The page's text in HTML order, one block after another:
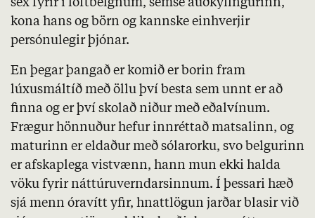
sex fyrir í loftbelgnum, semsé auðkýfingurinn,
kona hans og börn og kannske einhverjir
persónulegir þjónar.
En þegar þangað er komið er borin fram
lúxusmáltíð með öllu því besta sem unnt er að
finna og er því skolað niður með eðalvínum.
Frægur hönnuður hefur innréttað matsalinn, og
maturinn er eldaður með sólarorku, svo belgurinn
er afskaplega vistvænn, hann mun ekki halda
vöku fyrir náttúruverndarsinnum. Í þessari hæð
sjá menn óravítt yfir, hnattlögun jarðar blasir við